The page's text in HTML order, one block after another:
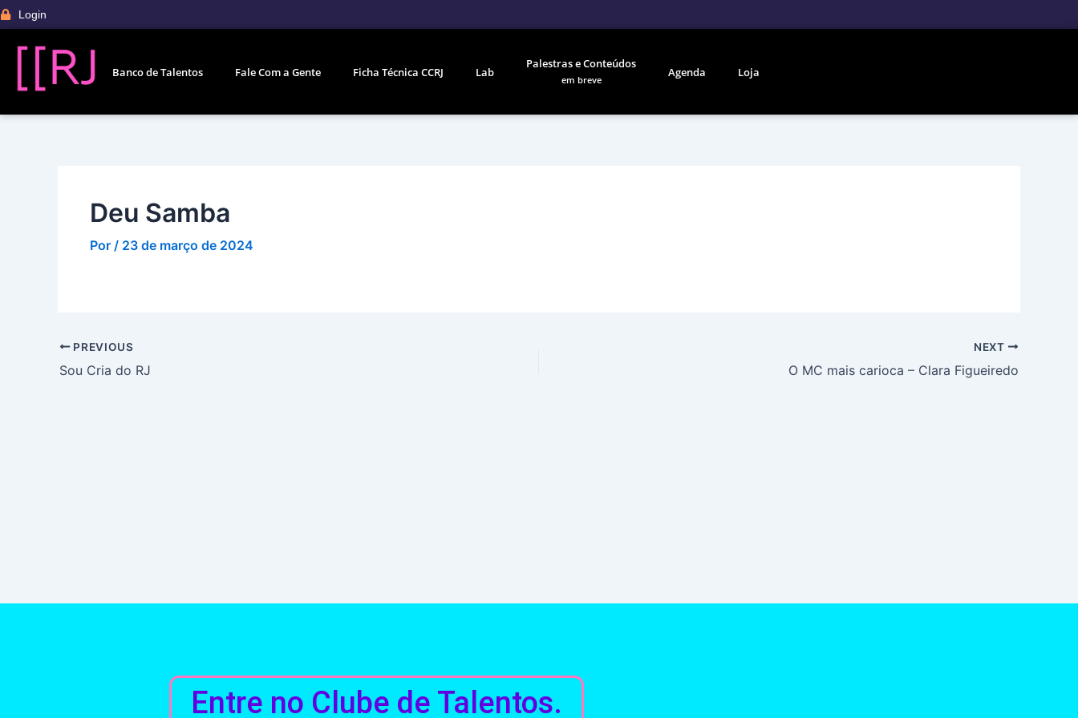
Ir
para
conteúdo
Login
Banco de Talentos Fale Com a Gente Ficha Técnica CCRJ Lab
Palestras e Conteúdos
em breve
Agenda Loja
Deu Samba
Por / 23 de março de 2024
navigation
PREVIOUS
Sou Cria do RJ
NEXT
O MC mais carioca – Clara Figueiredo
Entre no Clube de Talentos.